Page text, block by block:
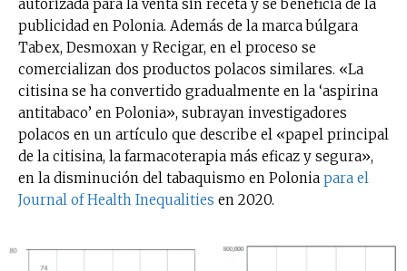
autorizada para la venta sin receta y se beneficia de la
publicidad en Polonia. Además de la marca búlgara
Tabex, Desmoxan y Recigar, en el proceso se
comercializan dos productos polacos similares. «La
citisina se ha convertido gradualmente en la ‘aspirina
antitabaco’ en Polonia», subrayan investigadores
polacos en un artículo que describe el «papel principal
de la citisina, la farmacoterapia más eficaz y segura»,
en la disminución del tabaquismo en Polonia para el
Journal of Health Inequalities en 2020.